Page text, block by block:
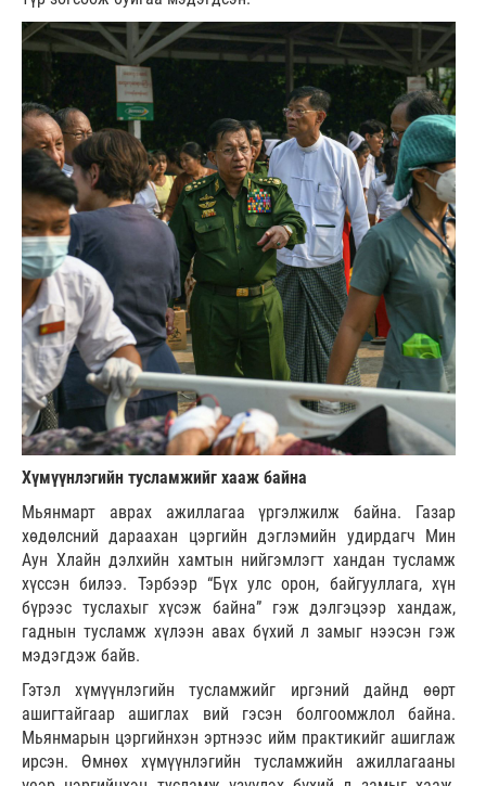
Хүмүүнлэгийн тусламжийг хааж байна
Мьянмарт аврах ажиллагаа үргэлжилж байна. Газар
хөдөлсний дараахан цэргийн дэглэмийн удирдагч Мин
Аун Хлайн дэлхийн хамтын нийгэмлэгт хандан тусламж
хүссэн билээ. Тэрбээр “Бүх улс орон, байгууллага, хүн
бүрээс туслахыг хүсэж байна” гэж дэлгэцээр хандаж,
гаднын тусламж хүлээн авах бүхий л замыг нээсэн гэж
мэдэгдэж байв.
Гэтэл хүмүүнлэгийн тусламжийг иргэний дайнд өөрт
ашигтайгаар ашиглах вий гэсэн болгоомжлол байна.
Мьянмарын цэргийнхэн эртнээс ийм практикийг ашиглаж
ирсэн. Өмнөх хүмүүнлэгийн тусламжийн ажиллагааны